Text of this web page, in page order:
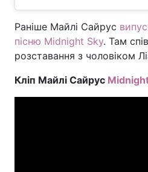
Раніше Майлі Сайрус
пісню Midnight Sky. Там
розставання з чоловіком
Кліп Майлі Сайрус